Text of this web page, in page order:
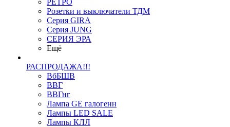
РЕТРО
Розетки и выключатели ТДМ
Серия GIRA
Серия JUNG
СЕРИЯ ЭРА
Ещё
РАСПРОДАЖА!!!
ВбБШВ
ВВГ
ВВГнг
Лампа GE галогенн
Лампы LED SALE
Лампы КЛЛ